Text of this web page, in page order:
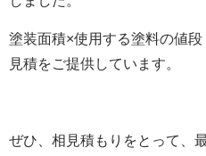
塗装面積×使用する塗料の値
見積をご提供しています。
ぜひ、相見積もりをとって、